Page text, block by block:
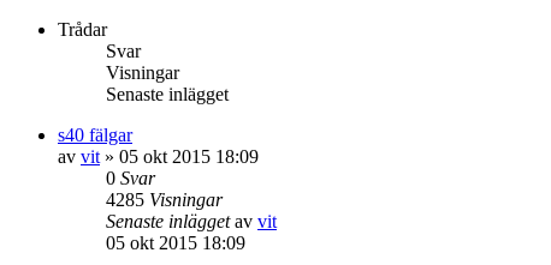
Trådar
Svar
Visningar
Senaste inlägget
s40 fälgar
av vit » 05 okt 2015 18:09
0 Svar
4285 Visningar
Senaste inläggetav vit
05 okt 2015 18:09